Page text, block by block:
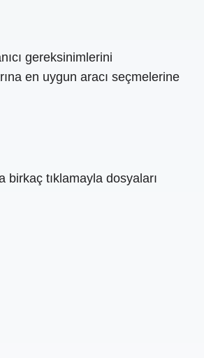
gereksinimlerini
en uygun aracı seçmelerine
birkaç tıklamayla dosyaları